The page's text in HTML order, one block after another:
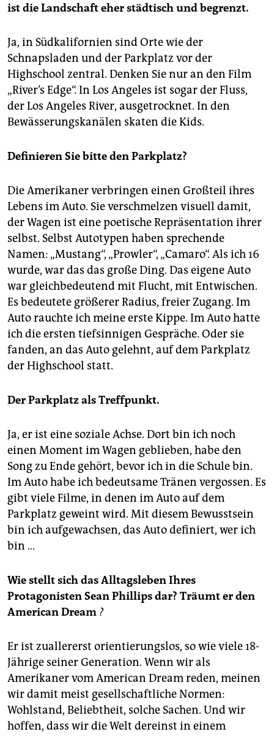
ist die Landschaft eher städtisch und begrenzt.
Ja, in Südkalifornien sind Orte wie der
Schnapsladen und der Parkplatz vor der
Highschool zentral. Denken Sie nur an den Film
„River’s Edge“. In Los Angeles ist sogar der Fluss,
der Los Angeles River, ausgetrocknet. In den
Bewässerungskanälen skaten die Kids.
Definieren Sie bitte den Parkplatz?
Die Amerikaner verbringen einen Großteil ihres
Lebens im Auto. Sie verschmelzen visuell damit,
der Wagen ist eine poetische Repräsentation ihrer
selbst. Selbst Autotypen haben sprechende
Namen: „Mustang“, „Prowler“, „Camaro“. Als ich 16
wurde, war das das große Ding. Das eigene Auto
war gleichbedeutend mit Flucht, mit Entwischen.
Es bedeutete größerer Radius, freier Zugang. Im
Auto rauchte ich meine erste Kippe. Im Auto hatte
ich die ersten tiefsinnigen Gespräche. Oder sie
fanden, an das Auto gelehnt, auf dem Parkplatz
der Highschool statt.
Der Parkplatz als Treffpunkt.
Ja, er ist eine soziale Achse. Dort bin ich noch
einen Moment im Wagen geblieben, habe den
Song zu Ende gehört, bevor ich in die Schule bin.
Im Auto habe ich bedeutsame Tränen vergossen. Es
gibt viele Filme, in denen im Auto auf dem
Parkplatz geweint wird. Mit diesem Bewusstsein
bin ich aufgewachsen, das Auto definiert, wer ich
bin …
Wie stellt sich das Alltagsleben Ihres
Protagonisten Sean Phillips dar? Träumt er den
American Dream ?
Er ist zuallererst orientierungslos, so wie viele 18-
Jährige seiner Generation. Wenn wir als
Amerikaner vom American Dream reden, meinen
wir damit meist gesellschaftliche Normen:
Wohlstand, Beliebtheit, solche Sachen. Und wir
hoffen, dass wir die Welt dereinst in einem